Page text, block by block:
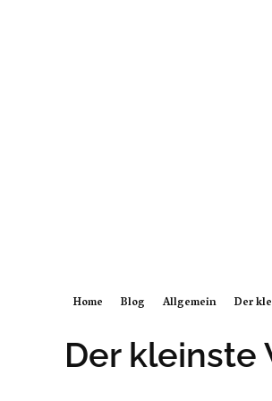
Home Blog Allgemein Der
Der kleinste